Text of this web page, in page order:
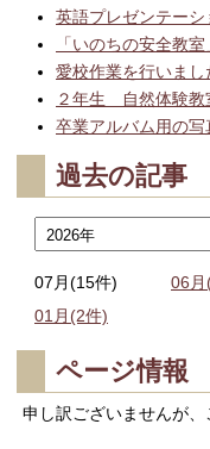
英語プレゼンテーシ
「いのちの安全教
愛校作業を行いまし
２年生 自然体験教
卒業アルバム用の
過去の記事
07月(15件) 06月
01月(2件)
ページ情報
申し訳ございませんが、